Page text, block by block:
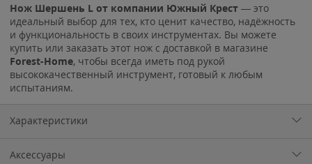
Нож Шершень L от компании Южный Крест — это
идеальный выбор для тех, кто ценит качество, надёжность
и функциональность в своих инструментах. Вы можете
купить или заказать этот нож с доставкой в магазине
Forest-Home, чтобы всегда иметь под рукой
высококачественный инструмент, готовый к любым
испытаниям.
Характеристики
Аксессуары